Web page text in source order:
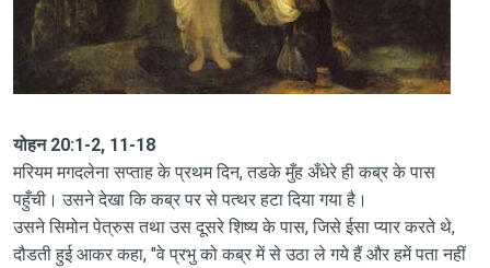
योहन 20:1-2, 11-18
मरियम मगदलेना सप्ताह के प्रथम दिन, तडके मुँह अँधेरे ही कब्र के पास
पहुँची। उसने देखा कि कब्र पर से पत्थर हटा दिया गया है।
उसने सिमोन पेत्रुस तथा उस दूसरे शिष्य के पास, जिसे ईसा प्यार करते थे,
दौडती हुई आकर कहा, "वे प्रभु को कब्र में से उठा ले गये हैं और हमें पता नहीं